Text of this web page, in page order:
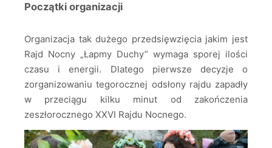
Początki organizacji
Organizacja tak dużego przedsięwzięcia jakim jest
Rajd Nocny „Łapmy Duchy” wymaga sporej ilości
czasu i energii. Dlatego pierwsze decyzje o
zorganizowaniu tegorocznej odsłony rajdu zapadły
w przeciągu kilku minut od zakończenia
zeszłorocznego XXVI Rajdu Nocnego.